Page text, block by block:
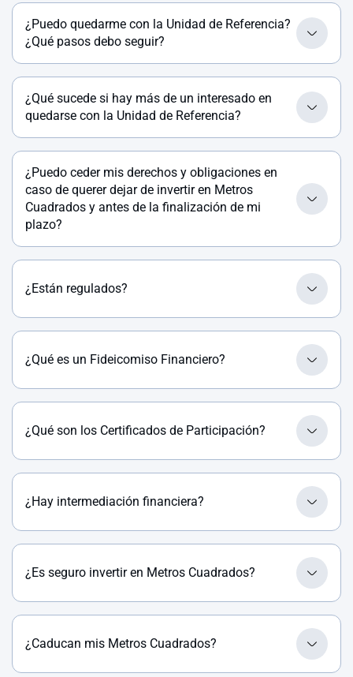
¿Puedo quedarme con la Unidad de Referencia?
¿Qué pasos debo seguir?
¿Qué sucede si hay más de un interesado en
quedarse con la Unidad de Referencia?
¿Puedo ceder mis derechos y obligaciones en
caso de querer dejar de invertir en Metros
Cuadrados y antes de la finalización de mi
plazo?
¿Están regulados?
¿Qué es un Fideicomiso Financiero?
¿Qué son los Certificados de Participación?
¿Hay intermediación financiera?
¿Es seguro invertir en Metros Cuadrados?
¿Caducan mis Metros Cuadrados?